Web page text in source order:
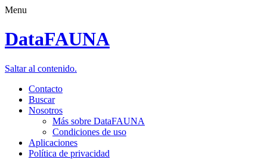
Menu
DataFAUNA
Saltar al contenido.
Contacto
Buscar
Nosotros
Más sobre DataFAUNA
Condiciones de uso
Aplicaciones
Política de privacidad